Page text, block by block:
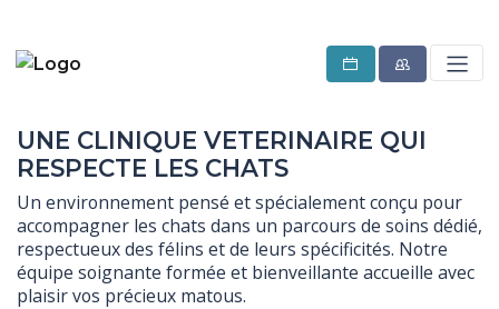
UNE CLINIQUE VETERINAIRE QUI
RESPECTE LES CHATS
Un environnement pensé et spécialement conçu pour
accompagner les chats dans un parcours de soins dédié,
respectueux des félins et de leurs spécificités. Notre
équipe soignante formée et bienveillante accueille avec
plaisir vos précieux matous.